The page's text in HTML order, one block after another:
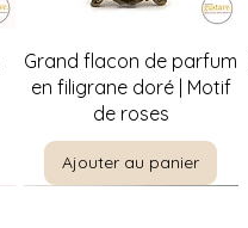
Aperçu rapide
Grand flacon de parfum
en filigrane doré | Motif
de roses
Ajouter au panier